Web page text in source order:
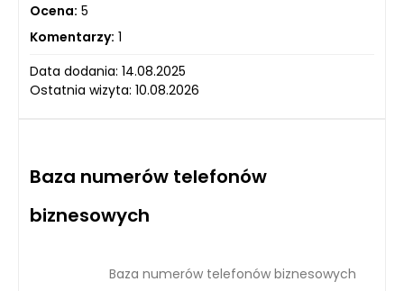
Ocena: 5
Komentarzy: 1
Data dodania: 14.08.2025
Ostatnia wizyta: 10.08.2026
Baza numerów telefonów
biznesowych
Baza numerów telefonów biznesowych